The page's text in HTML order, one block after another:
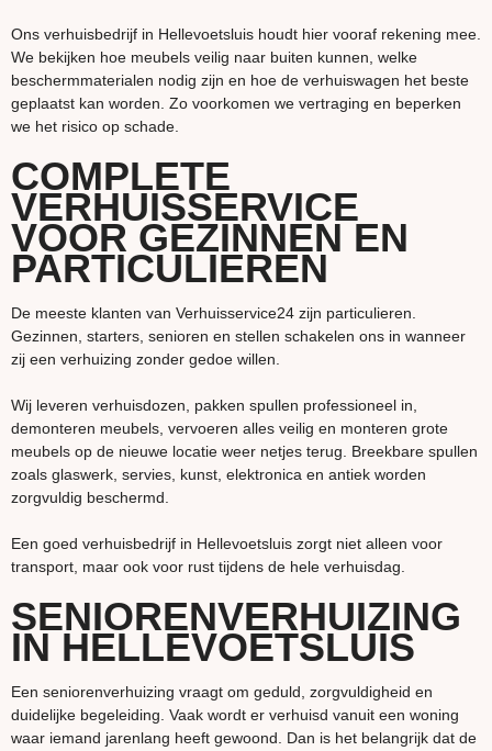
Ons verhuisbedrijf in Hellevoetsluis houdt hier vooraf rekening mee.
We bekijken hoe meubels veilig naar buiten kunnen, welke
beschermmaterialen nodig zijn en hoe de verhuiswagen het beste
geplaatst kan worden. Zo voorkomen we vertraging en beperken
we het risico op schade.
COMPLETE
VERHUISSERVICE
VOOR GEZINNEN EN
PARTICULIEREN
De meeste klanten van Verhuisservice24 zijn particulieren.
Gezinnen, starters, senioren en stellen schakelen ons in wanneer
zij een verhuizing zonder gedoe willen.
Wij leveren verhuisdozen, pakken spullen professioneel in,
demonteren meubels, vervoeren alles veilig en monteren grote
meubels op de nieuwe locatie weer netjes terug. Breekbare spullen
zoals glaswerk, servies, kunst, elektronica en antiek worden
zorgvuldig beschermd.
Een goed verhuisbedrijf in Hellevoetsluis zorgt niet alleen voor
transport, maar ook voor rust tijdens de hele verhuisdag.
SENIORENVERHUIZING
IN HELLEVOETSLUIS
Een seniorenverhuizing vraagt om geduld, zorgvuldigheid en
duidelijke begeleiding. Vaak wordt er verhuisd vanuit een woning
waar iemand jarenlang heeft gewoond. Dan is het belangrijk dat de